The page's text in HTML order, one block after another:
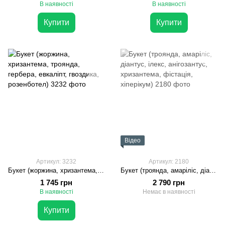
В наявності
Купити
В наявності
Купити
Артикул: 3232
Букет (жоржина, хризантема, троянда, гербера, евкаліпт, гвоздика, розенботел)
1 745 грн
В наявності
Купити
Відео
Артикул: 2180
Букет (троянда, амаріліс, діантус, ілекс, анігозантус, хризантема, фістація, хіперікум)
2 790 грн
Немає в наявності